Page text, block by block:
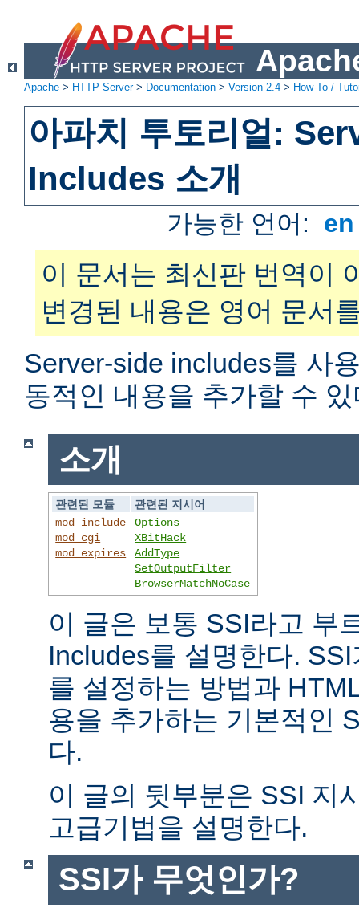
Apache > HTTP Server> Documentation > Version 2.4 > How-To /
아파치 투토리얼:
Includes 소개
가능한 언어:
이 문서는 최신판 번역이
변경된 내용은 영어 문서
Server-side includes를 사
동적인 내용을 추가할 수 있
소개
관련된 모듈
관련된 지시어
mod_include
mod_cgi
mod_expires
Options
XBitHack
AddType
SetOutputFilter
BrowserMatchNoCase
이 글은 보통 SSI라고 부
Includes를 설명한다.
를 설정하는 방법과
용을 추가하는 기본적인
다.
이 글의 뒷부분은 SSI 지
고급기법을 설명한다.
SSI가 무엇인가?